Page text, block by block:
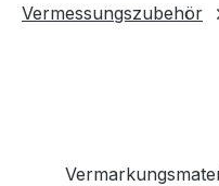
Vermessungszubehör